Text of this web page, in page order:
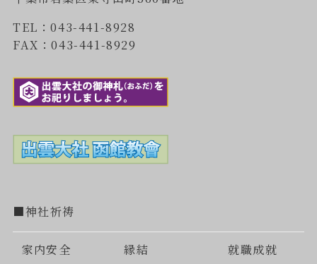
TEL：043-441-8928
FAX：043-441-8929
■神社祈祷
家内安全 縁結 就職成就